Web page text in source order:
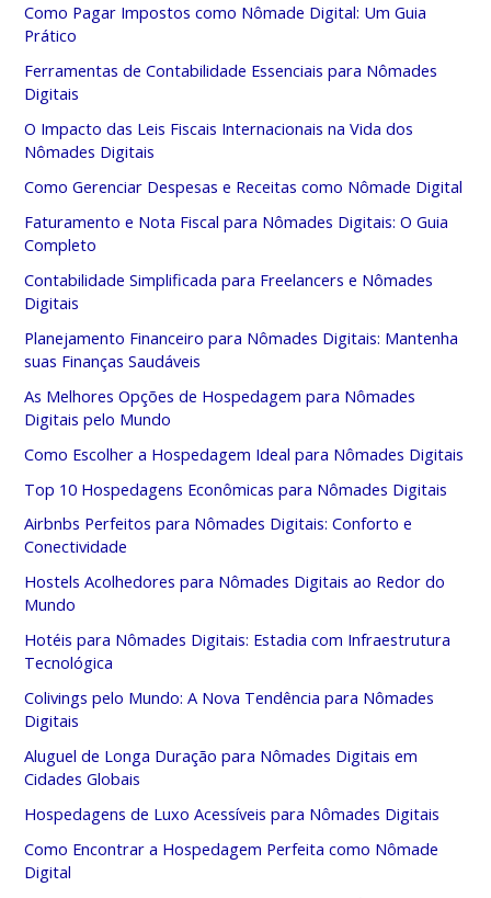
Como Pagar Impostos como Nômade Digital: Um Guia
Prático
Ferramentas de Contabilidade Essenciais para Nômades
Digitais
O Impacto das Leis Fiscais Internacionais na Vida dos
Nômades Digitais
Como Gerenciar Despesas e Receitas como Nômade Digital
Faturamento e Nota Fiscal para Nômades Digitais: O Guia
Completo
Contabilidade Simplificada para Freelancers e Nômades
Digitais
Planejamento Financeiro para Nômades Digitais: Mantenha
suas Finanças Saudáveis
As Melhores Opções de Hospedagem para Nômades
Digitais pelo Mundo
Como Escolher a Hospedagem Ideal para Nômades Digitais
Top 10 Hospedagens Econômicas para Nômades Digitais
Airbnbs Perfeitos para Nômades Digitais: Conforto e
Conectividade
Hostels Acolhedores para Nômades Digitais ao Redor do
Mundo
Hotéis para Nômades Digitais: Estadia com Infraestrutura
Tecnológica
Colivings pelo Mundo: A Nova Tendência para Nômades
Digitais
Aluguel de Longa Duração para Nômades Digitais em
Cidades Globais
Hospedagens de Luxo Acessíveis para Nômades Digitais
Como Encontrar a Hospedagem Perfeita como Nômade
Digital